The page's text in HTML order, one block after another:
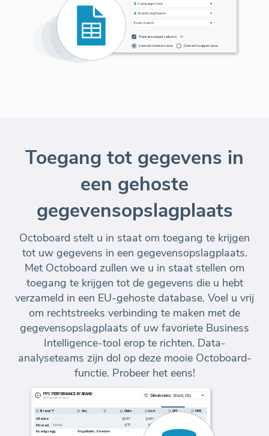
Toegang tot gegevens in
een gehoste
gegevensopslagplaats
Octoboard stelt u in staat om toegang te krijgen
tot uw gegevens in een gegevensopslagplaats.
Met Octoboard zullen we u in staat stellen om
toegang te krijgen tot de gegevens die u hebt
verzameld in een EU-gehoste database. Voel u vrij
om rechtstreeks verbinding te maken met de
gegevensopslagplaats of uw favoriete Business
Intelligence-tool erop te richten. Data-
analyseteams zijn dol op deze mooie Octoboard-
functie. Probeer het eens!